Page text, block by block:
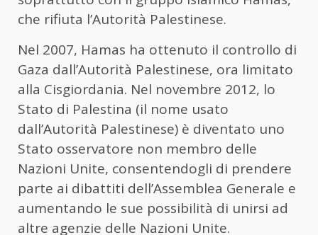
che rifiuta l’Autorità Palestinese.
Nel 2007, Hamas ha ottenuto il controllo di
Gaza dall’Autorità Palestinese, ora limitato
alla Cisgiordania. Nel novembre 2012, lo
Stato di Palestina (il nome usato
dall’Autorità Palestinese) è diventato uno
Stato osservatore non membro delle
Nazioni Unite, consentendogli di prendere
parte ai dibattiti dell’Assemblea Generale e
aumentando le sue possibilità di unirsi ad
altre agenzie delle Nazioni Unite.